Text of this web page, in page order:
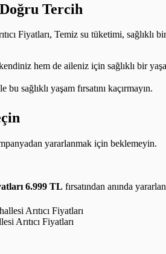
Tercih
Fiyatları, Temiz su tüketimi,
hem de aileniz için sağlıklı bir
bu sağlıklı yaşam fırsatını kaçırmayın.
yararlanmak için beklemeyin.
6.999 TL fırsatından anında
Arıtıcı Fiyatları